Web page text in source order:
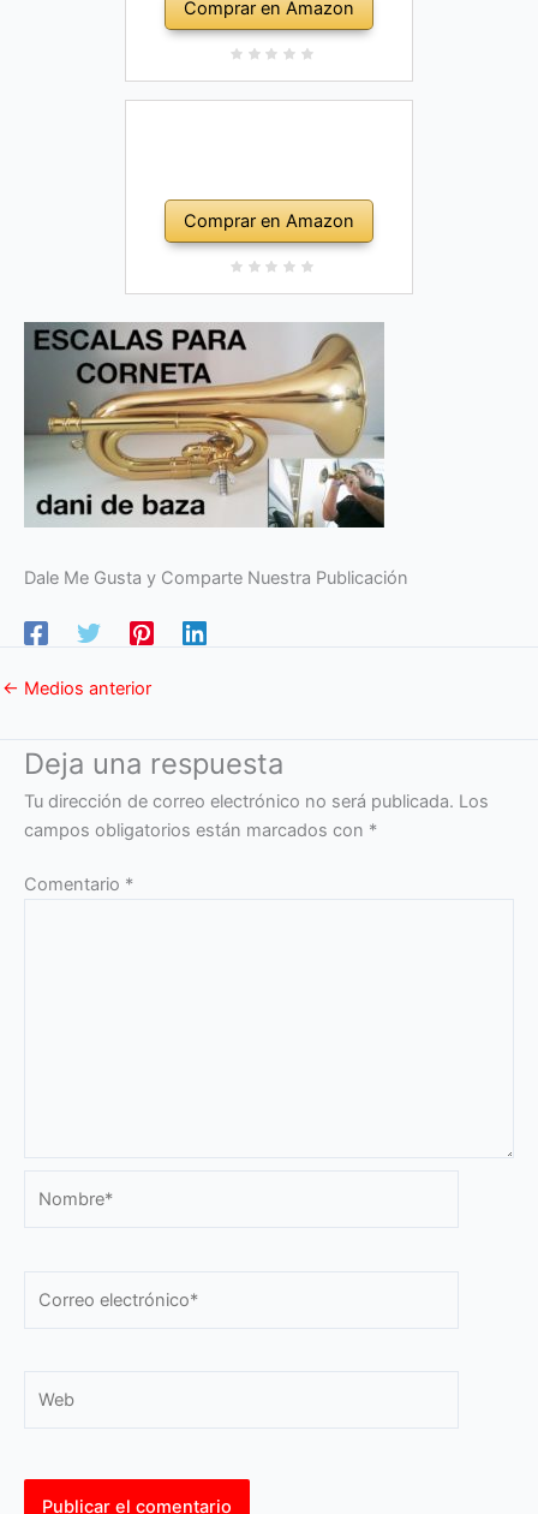
Comprar en Amazon
Comprar en Amazon
Dale Me Gusta y Comparte Nuestra Publicación
← Medios anterior
Deja una respuesta
Tu dirección de correo electrónico no será publicada. Los
campos obligatorios están marcados con *
Comentario *
electrónico*